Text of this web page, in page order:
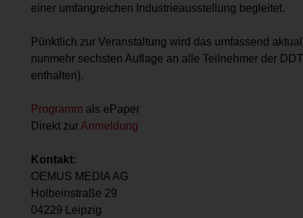
einer umfangreichen Industrieausstellung begleitet.
Pünktlich zur Veranstaltung wird das umfassend
nunmehr sechsten Auflage an alle Teilnehmer der
enthalten).
Programm als ePaper
Direkt zur Anmeldung
Kontakt:
OEMUS MEDIA AG
Holbeinstraße 29
04229 Leipzig